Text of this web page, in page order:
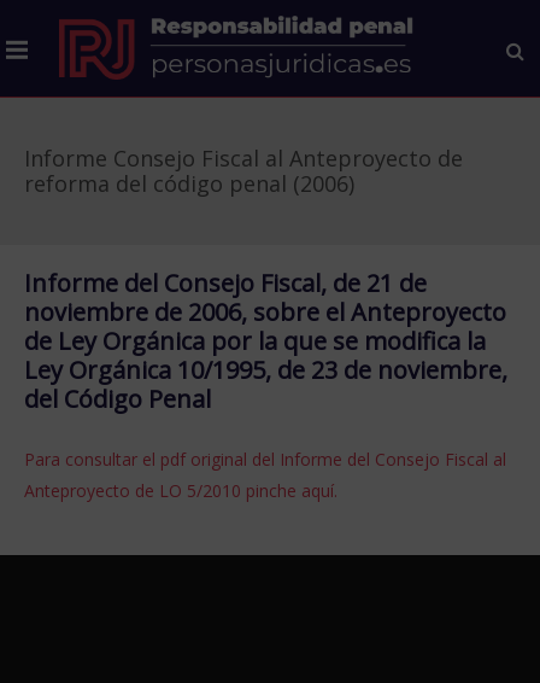
Informe Consejo Fiscal al Anteproyecto de
reforma del código penal (2006)
Informe del Consejo Fiscal, de 21 de
noviembre de 2006, sobre el Anteproyecto
de Ley Orgánica por la que se modifica la
Ley Orgánica 10/1995, de 23 de noviembre,
del Código Penal
Para consultar el pdf original del Informe del Consejo Fiscal al
Anteproyecto de LO 5/2010 pinche aquí.